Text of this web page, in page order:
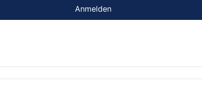
Anmelden